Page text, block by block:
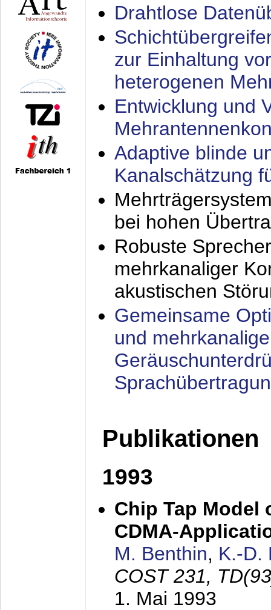
Drahtlose
zur Einhaltung
heterogenen
Entwicklung und
Adaptive blinde
Kanalschätzung
bei hohen
Robuste
mehrkanaliger
akustischen
Gemeinsame
und
Publikationen
1993
Chip Tap Model
CDMA-
M. Benthin, K.-D.
COST 231,
1. Mai 1993